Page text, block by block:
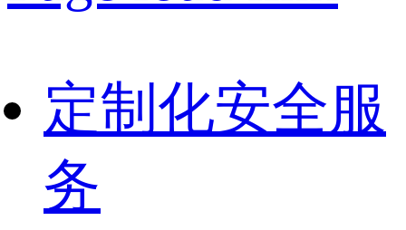
定制化安全服
务